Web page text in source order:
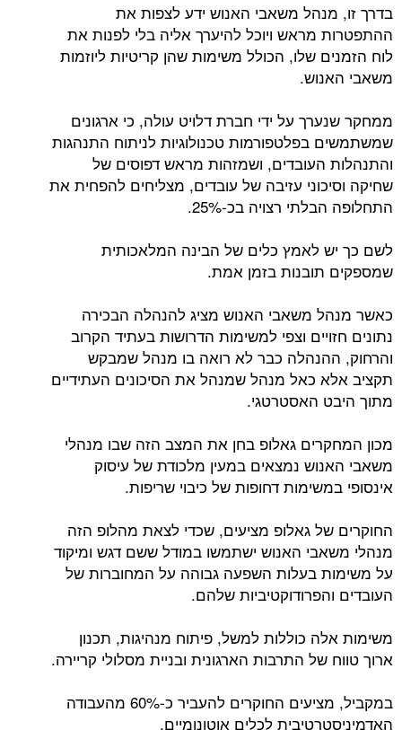
בדרך זו, מנהל משאבי האנוש ידע לצפות את
ההתפטרות מראש ויוכל להיערך אליה בלי לפנות את
לוח הזמנים שלו, הכולל משימות שהן קריטיות ליוזמות
משאבי האנוש.
ממחקר שנערך על ידי חברת דלויט עולה, כי ארגונים
שמשתמשים בפלטפורמות טכנולוגיות לניתוח התנהגות
והתנהלות העובדים, ושמזהות מראש דפוסים של
שחיקה וסיכוני עזיבה של עובדים, מצליחים להפחית את
התחלופה הבלתי רצויה בכ-25%.
לשם כך יש לאמץ כלים של הבינה המלאכותית
שמספקים תובנות בזמן אמת.
כאשר מנהל משאבי האנוש מציג להנהלה הבכירה
נתונים חזויים וצפי למשימות הדרושות בעתיד הקרוב
והרחוק, ההנהלה כבר לא רואה בו מנהל שמבקש
תקציב אלא כאל מנהל שמנהל את הסיכונים העתידיים
מתוך היבט האסטרטגי.
מכון המחקרים גאלופ בחן את המצב הזה שבו מנהלי
משאבי האנוש נמצאים במעין מלכודת של עיסוק
אינסופי במשימות דחופות של כיבוי שריפות.
החוקרים של גאלופ מציעים, שכדי לצאת מהלופ הזה
מנהלי משאבי האנוש ישתמשו במודל ששם דגש ומיקוד
על משימות בעלות השפעה גבוהה על המחוברות של
העובדים והפרודוקטיביות שלהם.
משימות אלה כוללות למשל, פיתוח מנהיגות, תכנון
ארוך טווח של התרבות הארגונית ובניית מסלולי קריירה.
במקביל, מציעים החוקרים להעביר כ-60% מהעבודה
האדמיניסטרטיבית לכלים אוטונומיים.